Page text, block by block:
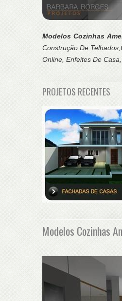
Modelos Cozinhas
Construção De
Online, Enfeites De
PROJETOS RECENTES
Modelos Cozinhas